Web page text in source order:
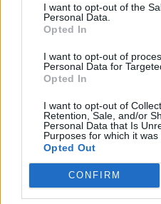
I want to opt-out of the
Personal Data.
Opted In
I want to opt-out of
Personal Data for
Opted In
I want to opt-out of
Retention, Sale, and/or
Personal Data that Is
Purposes for which it was
Opted Out
CONFIRM
direktorius Jurijus
asmenys figūruoja
korupcijos byloje.
S. Skvernelis
narystę partijoje,
imuniteto klausimo
tvarka, nesudarant
mandato atsisakyti jis